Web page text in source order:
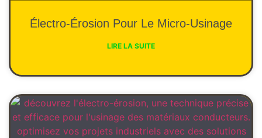
Électro-Érosion Pour Le Micro-Usinage
LIRE LA SUITE